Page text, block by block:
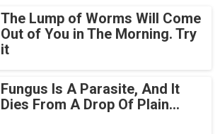
The Lump of Worms Will Come
Out of You in The Morning. Try
it
Fungus Is A Parasite, And It
Dies From A Drop Of Plain...